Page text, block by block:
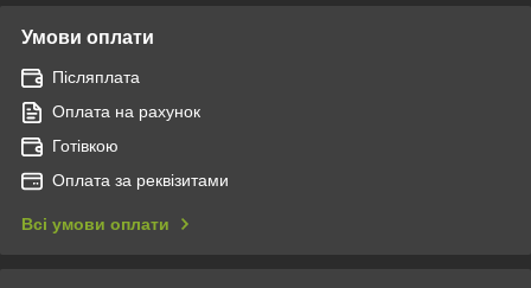
Умови оплати
Післяплата
Оплата на рахунок
Готівкою
Оплата за реквізитами
Всі умови оплати